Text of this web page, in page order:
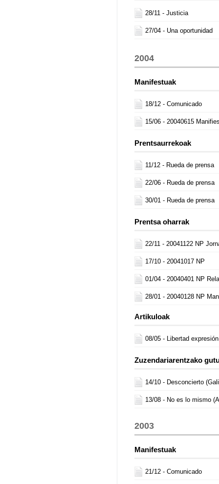
28/11 - Justicia
27/04 - Una oportunidad
2004
Manifestuak
18/12 - Comunicado
15/06 - 20040615
Prentsaurrekoak
11/12 - Rueda de prensa
22/06 - Rueda de prensa
30/01 - Rueda de prensa
Prentsa oharrak
22/11 - 20041122 NP
17/10 - 20041017 NP
01/04 - 20040401 NP
28/01 - 20040128 NP
Artikuloak
08/05 - Libertad expresión
Zuzendariarentzako
14/10 - Desconcierto
13/08 - No es lo mismo
2003
Manifestuak
21/12 - Comunicado